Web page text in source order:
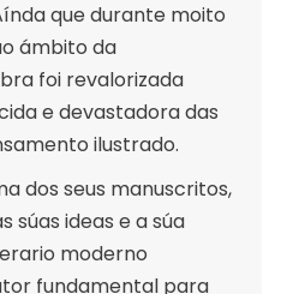
que durante moito
ámbito da
foi revalorizada
e devastadora das
ilustrado.
dos seus manuscritos,
súas ideas e a súa
moderno
fundamental para